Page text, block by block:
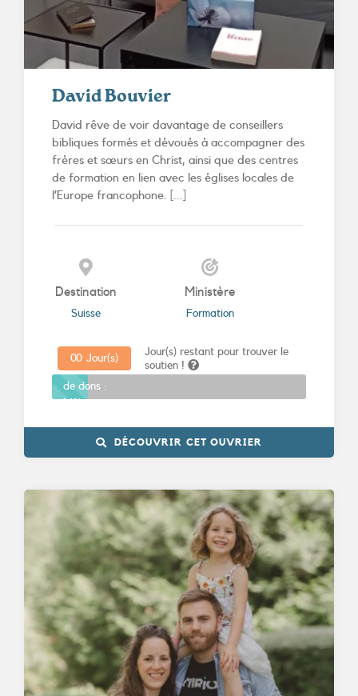
David Bouvier
David rêve de voir davantage de conseillers
bibliques formés et dévoués à accompagner des
frères et sœurs en Christ, ainsi que des centres
de formation en lien avec les églises locales de
l’Europe francophone. [...]
Destination
Suisse
Ministère
Formation
Jour(s) restant pour trouver le
soutien !
00 Jour(s)
Promesses
de dons :
DÉCOUVRIR CET OUVRIER